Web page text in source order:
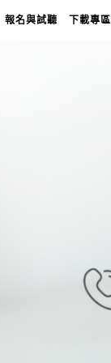
報名與試聽 下載專區